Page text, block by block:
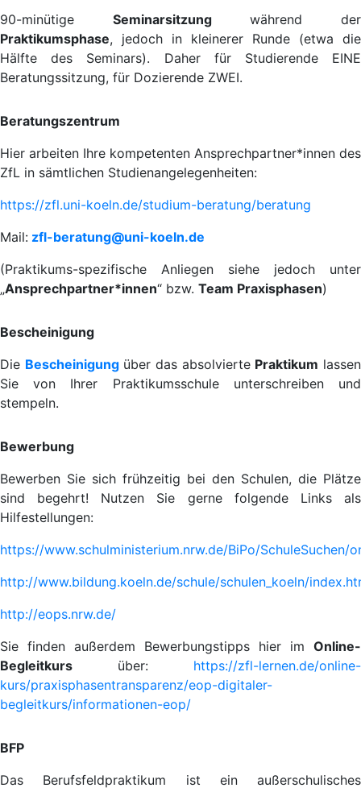
90-minütige Seminarsitzungwährend der
Praktikumsphase, jedoch in kleinerer Runde (etwa die
Hälfte des Seminars). Daher für Studierende EINE
Beratungssitzung, für Dozierende ZWEI.
Beratungszentrum
Hier arbeiten Ihre kompetenten Ansprechpartner*innen des
ZfL in sämtlichen Studienangelegenheiten:
https://zfl.uni-koeln.de/studium-beratung/beratung
Mail: zfl-beratung@uni-koeln.de
(Praktikums-spezifische Anliegen siehe jedoch unter
„Ansprechpartner*innen“ bzw. Team Praxisphasen)
Bescheinigung
Die Bescheinigungüber das absolvierte Praktikum lassen
Sie von Ihrer Praktikumsschule unterschreiben und
stempeln.
Bewerbung
Bewerben Sie sich frühzeitig bei den Schulen, die Plätze
sind begehrt! Nutzen Sie gerne folgende Links als
Hilfestellungen:
https://www.schulministerium.nrw.de/BiPo/SchuleSuchen/
http://www.bildung.koeln.de/schule/schulen_koeln/
http://eops.nrw.de/
Sie finden außerdem Bewerbungstipps hier im Online-
Begleitkurs über: https://zfl-lernen.de/online-
kurs/praxisphasentransparenz/eop-digitaler-
begleitkurs/informationen-eop/
BFP
Das Berufsfeldpraktikum ist ein außerschulisches